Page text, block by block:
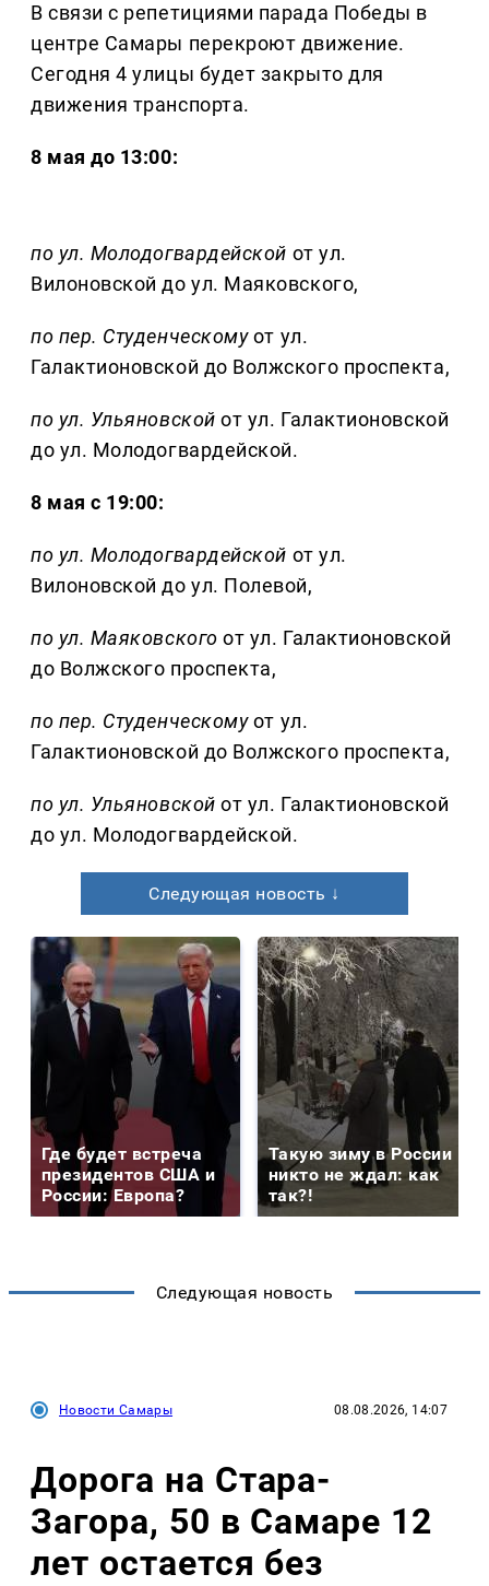
В связи с репетициями парада Победы в
центре Самары перекроют движение.
Сегодня 4 улицы будет закрыто для
движения транспорта.
8 мая до 13:00:
по ул. Молодогвардейской от ул.
Вилоновской до ул. Маяковского,
по пер. Студенческомуот ул.
Галактионовской до Волжского проспекта,
по ул. Ульяновской от ул. Галактионовской
до ул. Молодогвардейской.
8 мая с 19:00:
по ул. Молодогвардейской от ул.
Вилоновской до ул. Полевой,
по ул. Маяковского от ул. Галактионовской
до Волжского проспекта,
по пер. Студенческомуот ул.
Галактионовской до Волжского проспекта,
по ул. Ульяновской от ул. Галактионовской
до ул. Молодогвардейской.
Следующая новость ↓
Где будет встреча
президентов США и
России: Европа?
Такую зиму в России
никто не ждал: как
так?!
Следующая новость
Новости Самары 08.08.2026, 14:07
Дорога на Стара-
Загора, 50 в Самаре 12
лет остается без